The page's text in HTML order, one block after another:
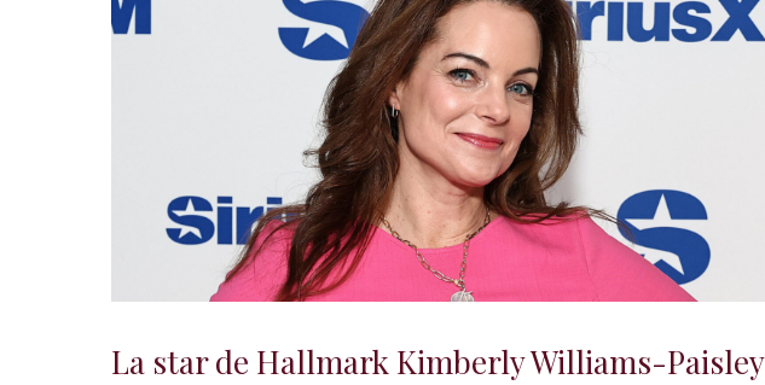
La star de Hallmark Kimberly Williams-Paisley